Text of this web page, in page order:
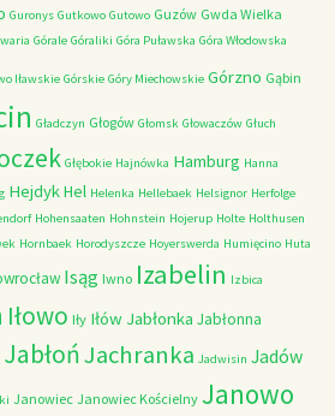
Guronys Gutkowo Gutowo Guzów Gwda Wielka
Górale Góraliki Góra Puławska Góra Włodowska
Iławskie Górskie Góry Miechowskie Górzno Gąbin
Gładczyn Głogów Głomsk Głowaczów Głuch
Głębokie Hajnówka Hamburg Hanna
HejdykHel Helenka Hellebaek Helsignor Herfolge
Hohensaaten Hohnstein Hojerup Holte Holthusen
Hornbaek Horodyszcze Hoyerswerda Humięcino Huta
Isąg Iwno Izabelin Izbica
Iłowo Iły Iłów Jabłonka Jabłonna
JabłońJachranka Jadwisin Jadów
Janowiec Janowiec Kościelny Janowo